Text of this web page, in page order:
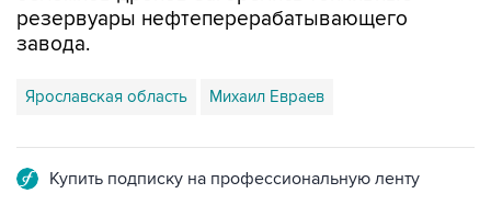
резервуары нефтеперерабатывающего
завода.
Ярославская область Михаил Евраев
Купить подписку на профессиональную ленту